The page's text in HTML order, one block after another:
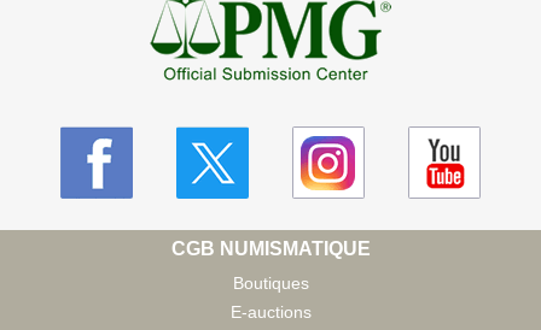
CGB NUMISMATIQUE
Boutiques
E-auctions